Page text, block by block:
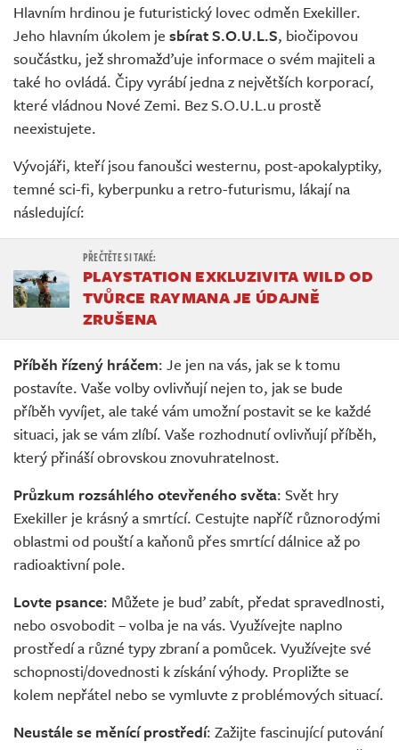
Hlavním hrdinou je futuristický lovec odměn Exekiller.
Jeho hlavním úkolem je sbírat S.O.U.L.S, biočipovou
součástku, jež shromažďuje informace o svém majiteli a
také ho ovládá. Čipy vyrábí jedna z největších korporací,
které vládnou Nové Zemi. Bez S.O.U.L.u prostě
neexistujete.
Vývojáři, kteří jsou fanoušci westernu, post-apokalyptiky,
temné sci-fi, kyberpunku a retro-futurismu, lákají na
následující:
PLAYSTATION EXKLUZIVITA WILD OD
TVŮRCE RAYMANA JE ÚDAJNĚ
ZRUŠENA
Příběh řízený hráčem: Je jen na vás, jak se k tomu
postavíte. Vaše volby ovlivňují nejen to, jak se bude
příběh vyvíjet, ale také vám umožní postavit se ke každé
situaci, jak se vám zlíbí. Vaše rozhodnutí ovlivňují příběh,
který přináší obrovskou znovuhratelnost.
Průzkum rozsáhlého otevřeného světa: Svět hry
Exekiller je krásný a smrtící. Cestujte napříč různorodými
oblastmi od pouští a kaňonů přes smrtící dálnice až po
radioaktivní pole.
Lovte psance: Můžete je buď zabít, předat spravedlnosti,
nebo osvobodit – volba je na vás. Využívejte naplno
prostředí a různé typy zbraní a pomůcek. Využívejte své
schopnosti/dovednosti k získání výhody. Propližte se
kolem nepřátel nebo se vymluvte z problémových situací.
Neustále se měnící prostředí: Zažijte fascinující putování